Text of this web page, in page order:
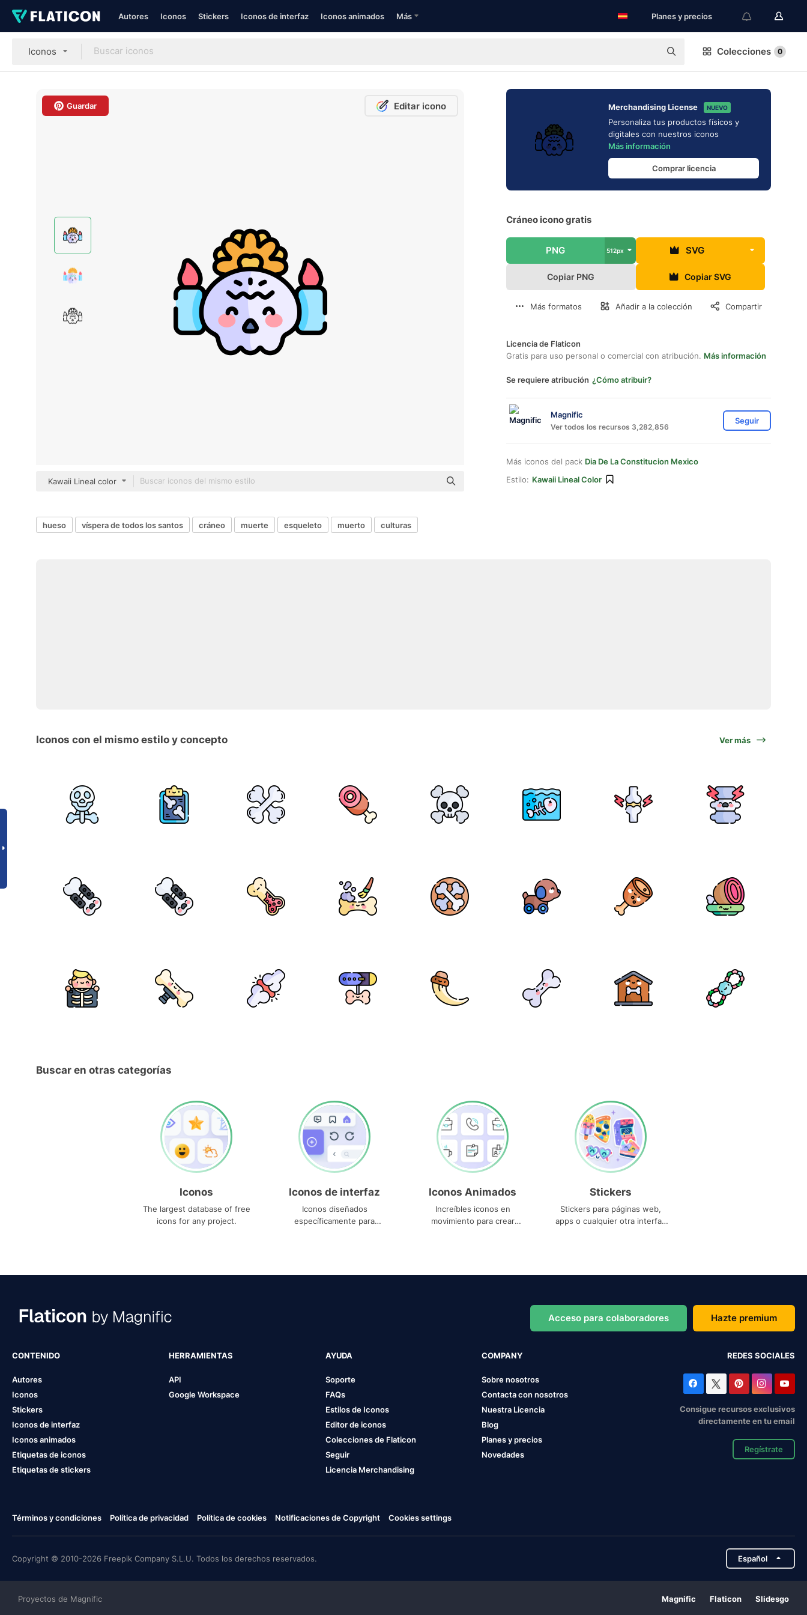
Autores Iconos Stickers Iconos de interfaz Iconos animados Más Planes y precios
Iconos Colecciones 0
Guardar Editar icono
Kawaii Lineal color
Merchandising License NUEVO
Personaliza tus productos físicos y
digitales con nuestros iconos
Más información
Comprar licencia
Cráneo icono gratis
PNG 512px SVG
Copiar PNG Copiar SVG
Más formatos Añadir a la colección Compartir
Licencia de Flaticon
Gratis para uso personal o comercial con atribución. Más información
Se requiere atribución ¿Cómo atribuir?
Magnific
Ver todos los recursos 3,282,856
Seguir
Más iconos del pack Dia De La Constitucion Mexico
Estilo: Kawaii Lineal Color
hueso víspera de todos los santos cráneo muerte esqueleto muerto culturas
Iconos con el mismo estilo y concepto Ver más
Buscar en otras categorías
Iconos
The largest database of free
icons for any project.
Iconos de interfaz
Iconos diseñados
específicamente para
Iconos Animados
Increíbles iconos en
movimiento para crear
Stickers
Stickers para páginas web,
apps o cualquier otra interfaz
Acceso para colaboradores Hazte premium
CONTENIDO
Autores
Iconos
Stickers
Iconos de interfaz
Iconos animados
Etiquetas de iconos
Etiquetas de stickers
HERRAMIENTAS
API
Google Workspace
AYUDA
Soporte
FAQs
Estilos de Iconos
Editor de iconos
Colecciones de Flaticon
Seguir
Licencia Merchandising
COMPANY
Sobre nosotros
Contacta con nosotros
Nuestra Licencia
Blog
Planes y precios
Novedades
REDES SOCIALES
Consigue recursos exclusivos
directamente en tu email
Regístrate
Términos y condiciones Política de privacidad Política de cookies Notificaciones de Copyright Cookies settings
Copyright © 2010-2026 Freepik Company S.L.U. Todos los derechos reservados. Español
Proyectos de Magnific Magnific Flaticon Slidesgo